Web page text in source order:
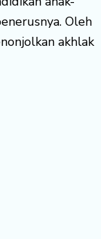
Oleh
akhlak